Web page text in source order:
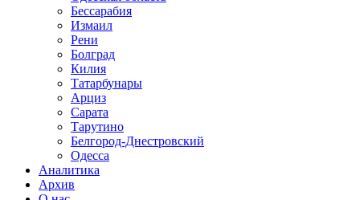
Бессарабия
Измаил
Рени
Болград
Килия
Татарбунары
Арциз
Сарата
Тарутино
Белгород-Днестровский
Одесса
Аналитика
Архив